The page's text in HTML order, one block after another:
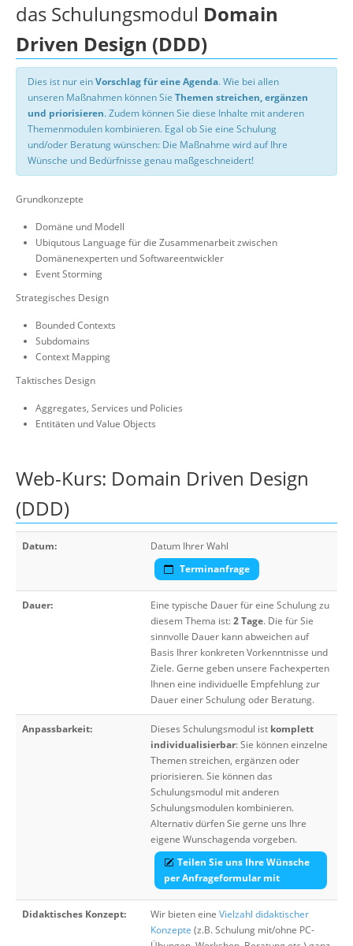
das Schulungsmodul Domain
Driven Design (DDD)
Dies ist nur einVorschlag für eine Agenda. Wie bei allen
unseren Maßnahmen können Sie Themen streichen, ergänzen
und priorisieren. Zudem können Sie diese Inhalte mit anderen
Themenmodulen kombinieren. Egal ob Sie eine Schulung
und/oder Beratung wünschen: Die Maßnahme wird auf Ihre
Wünsche und Bedürfnisse genau maßgeschneidert!
Grundkonzepte
Domäne und Modell
Ubiqutous Language für die Zusammenarbeit zwischen
Domänenexperten und Softwareentwickler
Event Storming
Strategisches Design
Bounded Contexts
Subdomains
Context Mapping
Taktisches Design
Aggregates, Services und Policies
Entitäten und Value Objects
Web-Kurs: Domain Driven Design
(DDD)
Datum:
Datum Ihrer Wahl
Terminanfrage
Dauer:
Eine typische Dauer für eine Schulung zu
diesem Thema ist:2 Tage. Die für Sie
sinnvolle Dauer kann abweichen auf
Basis Ihrer konkreten Vorkenntnisse und
Ziele. Gerne geben unsere Fachexperten
Ihnen eine individuelle Empfehlung zur
Dauer einer Schulung oder Beratung.
Anpassbarkeit: Dieses Schulungsmodul ist komplett
individualisierbar: Sie können einzelne
Themen streichen, ergänzen oder
priorisieren. Sie können das
Schulungsmodul mit anderen
Schulungsmodulen kombinieren.
Alternativ dürfen Sie gerne uns Ihre
eigene Wunschagenda vorgeben.
Teilen Sie uns Ihre Wünsche
per Anfrageformular mit
Didaktisches Konzept: Wir bieten eine Vielzahl didaktischer
Konzepte (z.B. Schulung mit/ohne PC-